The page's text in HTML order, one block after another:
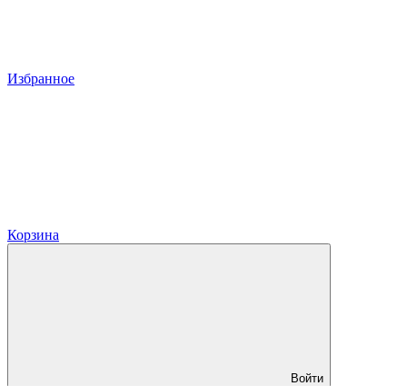
Избранное
Корзина
Войти